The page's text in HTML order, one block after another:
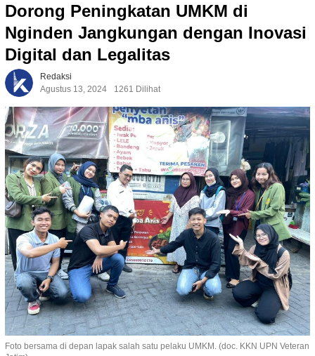
Dorong Peningkatan UMKM di
Nginden Jangkungan dengan Inovasi
Digital dan Legalitas
Redaksi
Agustus 13, 2024
1261 Dilihat
Foto bersama di depan lapak salah satu pelaku UMKM. (doc. KKN UPN Veteran